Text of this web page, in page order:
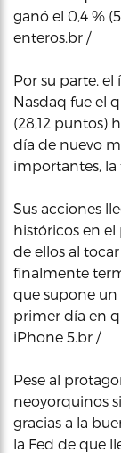
ganó el 0,4 %
enteros.br /
Por su parte,
Nasdaq fue el
(28,12 puntos)
día de nuevo
importantes,
Sus acciones
históricos en el
de ellos al
finalmente
que supone un
primer día en
iPhone 5.br /
Pese al
neoyorquinos
gracias a la
la Fed de que